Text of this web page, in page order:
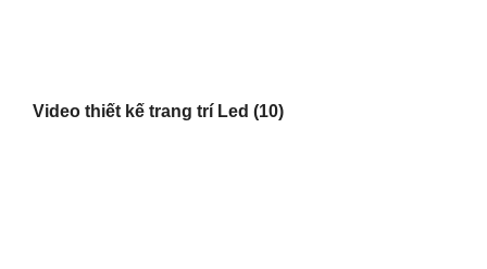
Video thiết kế trang trí Led (10)